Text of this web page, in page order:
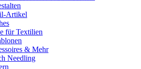
Artikel
für Textilien
& Mehr
Needling